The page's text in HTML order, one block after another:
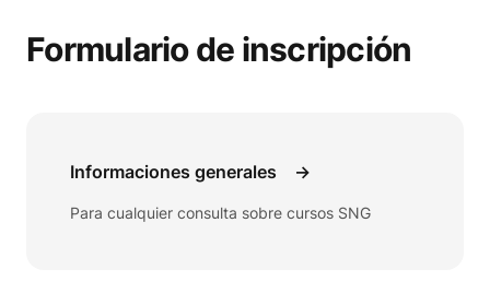
Formulario de inscripción
Informaciones generales →
Para cualquier consulta sobre cursos SNG